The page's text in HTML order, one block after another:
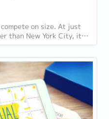
on size. At just
than New York City, it